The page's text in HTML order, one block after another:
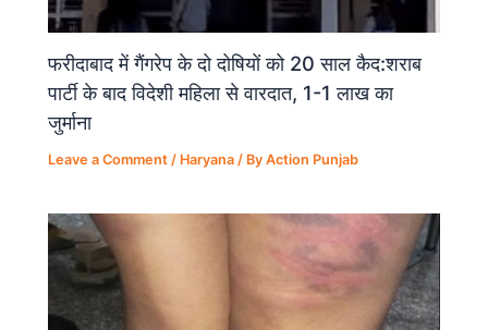
फरीदाबाद में गैंगरेप के दो दोषियों को 20 साल कैद:शराब
पार्टी के बाद विदेशी महिला से वारदात, 1-1 लाख का
जुर्माना
Leave a Comment / Haryana / ByAction Punjab